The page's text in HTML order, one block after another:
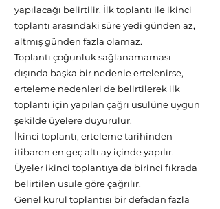
yapılacağı belirtilir. İlk toplantı ile ikinci
toplantı arasındaki süre yedi günden az,
altmış günden fazla olamaz.
Toplantı çoğunluk sağlanamaması
dışında başka bir nedenle ertelenirse,
erteleme nedenleri de belirtilerek ilk
toplantı için yapılan çağrı usulüne uygun
şekilde üyelere duyurulur.
İkinci toplantı, erteleme tarihinden
itibaren en geç altı ay içinde yapılır.
Üyeler ikinci toplantıya da birinci fıkrada
belirtilen usule göre çağrılır.
Genel kurul toplantısı bir defadan fazla